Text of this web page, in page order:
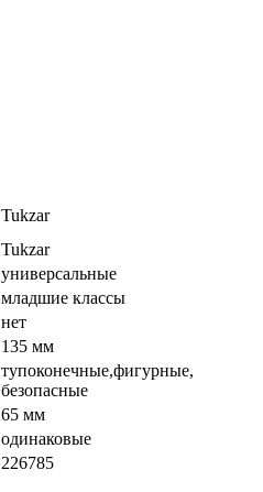
Tukzar
Tukzar
универсальные
младшие классы
нет
135 мм
тупоконечные,фигурные,
безопасные
65 мм
одинаковые
226785